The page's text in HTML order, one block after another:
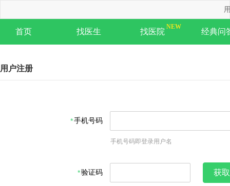
首页 找医生 找医院 经典问
用户注册
手机号码
手机号码即登录用户名
验证码 获